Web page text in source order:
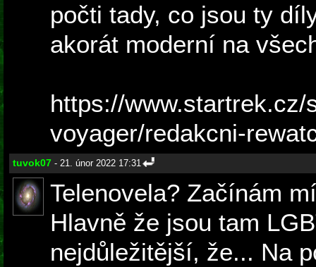
počti tady, co jsou ty
akorát moderní na
https://www.startrek.cz/
voyager/redakcni-
tuvok07 - 21. únor 2022 17:31
Telenovela? Začínám
Hlavně že jsou tam
nejdůležitější, že... Na